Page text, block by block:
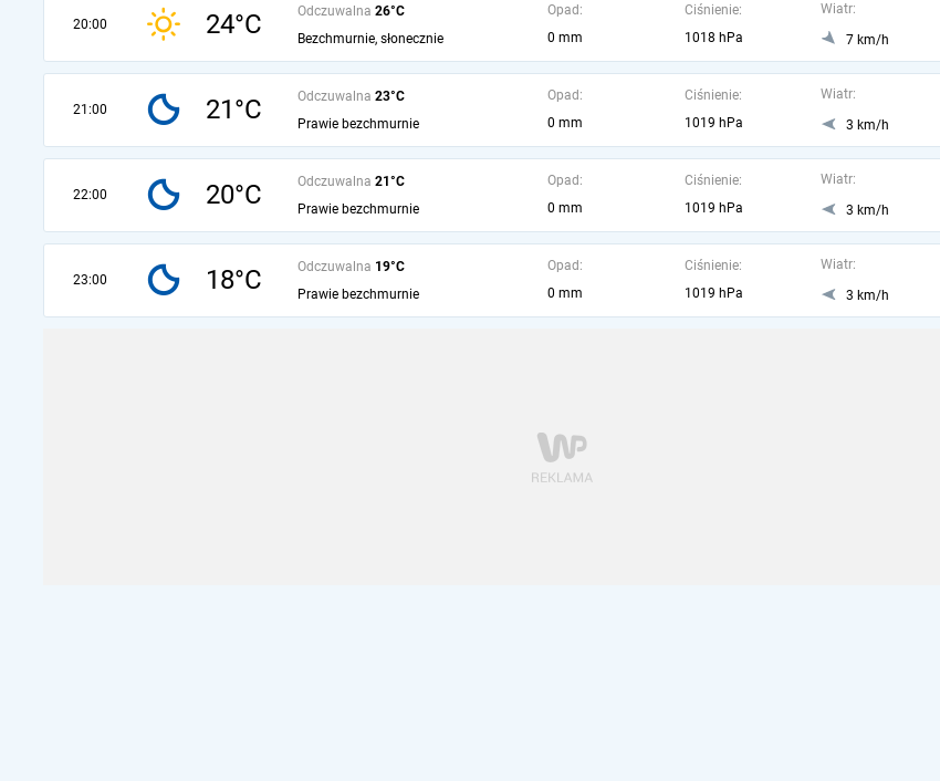
20:00 24°C Odczuwalna 26°C
Bezchmurnie, słonecznie
Opad:
0 mm
Ciśnienie:
1018 hPa
Wiatr:
7 km/h
21:00 21°C Odczuwalna 23°C
Prawie bezchmurnie
Opad:
0 mm
Ciśnienie:
1019 hPa
Wiatr:
3 km/h
22:00 20°C Odczuwalna 21°C
Prawie bezchmurnie
Opad:
0 mm
Ciśnienie:
1019 hPa
Wiatr:
3 km/h
23:00 18°C Odczuwalna 19°C
Prawie bezchmurnie
Opad:
0 mm
Ciśnienie:
1019 hPa
Wiatr:
3 km/h